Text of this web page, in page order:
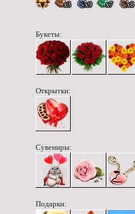
x3 x9 x7 x8
Букеты:
Открытки:
Сувениры:
Подарки: